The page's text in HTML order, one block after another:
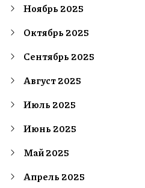
Ноябрь 2025
Октябрь 2025
Сентябрь 2025
Август 2025
Июль 2025
Июнь 2025
Май 2025
Апрель 2025